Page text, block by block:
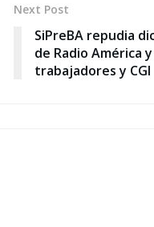
Next Post
SiPreBA repudia
de Radio América
trabajadores y CGI